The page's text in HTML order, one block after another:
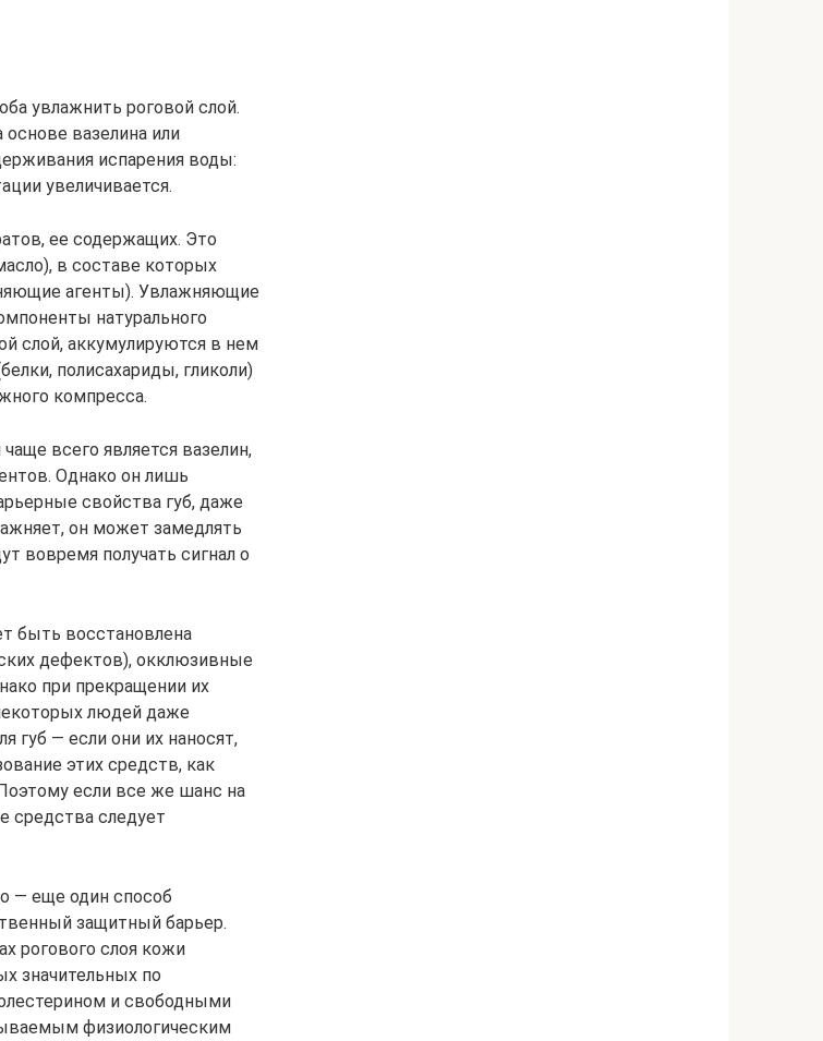
увлажнить роговой слой.
вазелина или
испарения воды:
увеличивается.
ее содержащих. Это
в составе которых
агенты). Увлажняющие
натурального
слой, аккумулируются в нем
полисахариды, гликоли)
компресса.
всего является вазелин,
Однако он лишь
свойства губ, даже
он может замедлять
вовремя получать сигнал о
быть восстановлена
дефектов), окклюзивные
при прекращении их
людей даже
губ — если они их наносят,
этих средств, как
если все же шанс на
средства следует
— еще один способ
защитный барьер.
рогового слоя кожи
значительных по
и свободными
физиологическим